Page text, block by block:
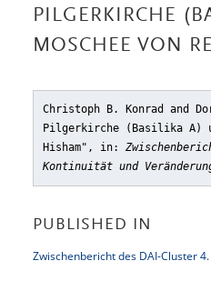
PILGERKIRCHE
OSCHEE VON
Christoph B. Konrad and
Pilgerkirche (Basilika A)
Hisham" , in:
Kontinuität und
PUBLISHED IN
Zwischenbericht des DAI-Cluster